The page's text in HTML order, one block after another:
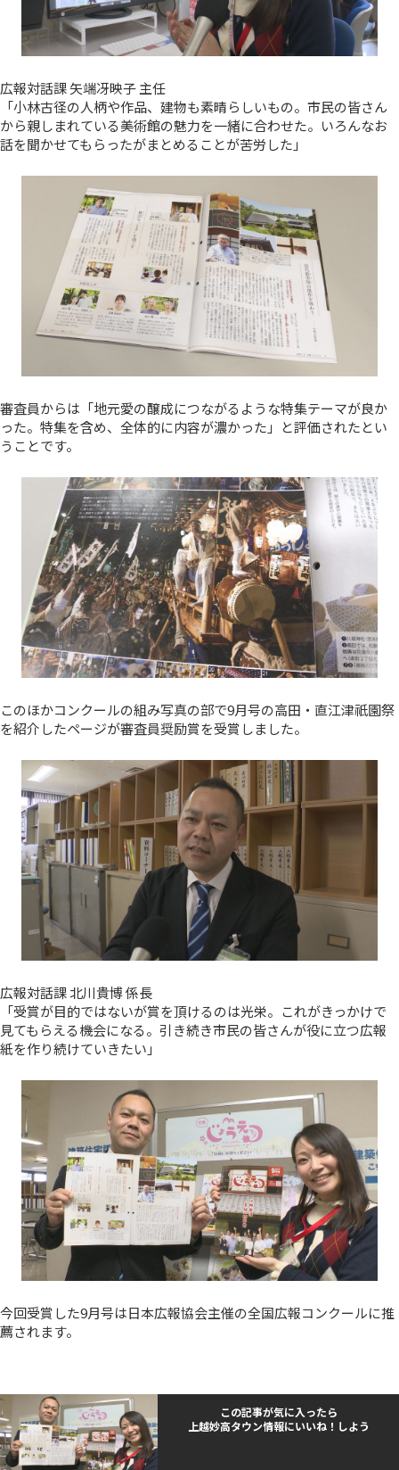
広報対話課 矢端冴映子 主任
「小林古径の人柄や作品、建物も素晴らしいもの。市民の皆さん
から親しまれている美術館の魅力を一緒に合わせた。いろんなお
話を聞かせてもらったがまとめることが苦労した」
審査員からは「地元愛の醸成につながるような特集テーマが良か
った。特集を含め、全体的に内容が濃かった」と評価されたとい
うことです。
このほかコンクールの組み写真の部で9月号の高田・直江津祇園祭
を紹介したページが審査員奨励賞を受賞しました。
広報対話課 北川貴博 係長
「受賞が目的ではないが賞を頂けるのは光栄。これがきっかけで
見てもらえる機会になる。引き続き市民の皆さんが役に立つ広報
紙を作り続けていきたい」
今回受賞した9月号は日本広報協会主催の全国広報コンクールに推
薦されます。
この記事が気に入ったら
上越妙高タウン情報にいいね！しよう